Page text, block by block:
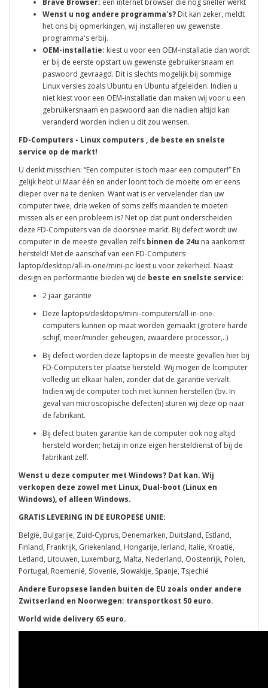
Wenst u nog andere programma's? Dit kan zeker, meldt
het ons bij opmerkingen, wij installeren uw gewenste
programma's erbij.
OEM-installatie: kiest u voor een OEM-installatie dan wordt
er bij de eerste opstart uw gewenste gebruikersnaam en
paswoord gevraagd. Dit is slechts mogelijk bij sommige
Linux versies zoals Ubuntu en Ubuntu afgeleiden. Indien u
niet kiest voor een OEM-installatie dan maken wij voor u een
gebruikersnaam en paswoord aan die nadien altijd kan
veranderd worden indien u dit zou wensen.
FD-Computers - Linux computers , de beste en snelste
service op de markt!
U denkt misschien: “Een computer is toch maar een computer!” En
gelijk hebt u! Maar één en ander loont toch de moeite om er eens
dieper over na te denken. Want wat is er vervelender dan uw
computer twee, drie weken of soms zelfs maanden te moeten
missen als er een probleem is? Net op dat punt onderscheiden
deze FD-Computers van de doorsnee markt. Bij defect wordt uw
computer in de meeste gevallen zelfs binnen de 24u na aankomst
hersteld! Met de aanschaf van een FD-Computers
laptop/desktop/all-in-one/mini-pc kiest u voor zekerheid. Naast
design en performantie bieden wij de beste en snelste service:
2 jaar garantie
Deze laptops/desktops/mini-computers/all-in-one-
computers kunnen op maat worden gemaakt (grotere harde
schijf, meer/minder geheugen, zwaardere processor,..)
Bij defect worden deze laptops in de meeste gevallen hier bij
FD-Computers ter plaatse hersteld. Wij mogen de lcomputer
volledig uit elkaar halen, zonder dat de garantie vervalt.
Indien wij de computer toch niet kunnen herstellen (bv. In
geval van microscopische defecten) sturen wij deze op naar
de fabrikant.
Bij defect buiten garantie kan de computer ook nog altijd
hersteld worden; hetzij in onze eigen hersteldienst of bij de
fabrikant zelf.
Wenst u deze computer met Windows? Dat kan. Wij
verkopen deze zowel met Linux, Dual-boot (Linux en
Windows), of alleen Windows.
GRATIS LEVERING IN DE EUROPESE UNIE:
België, Bulgarije, Zuid-Cyprus, Denemarken, Duitsland, Estland,
Finland, Frankrijk, Griekenland, Hongarije, Ierland, Italië, Kroatië,
Letland, Litouwen, Luxemburg, Malta, Nederland, Oostenrijk, Polen,
Portugal, Roemenië, Slovenië, Slowakije, Spanje, Tsjechië
Andere Europsese landen buiten de EU zoals onder andere
Zwitserland en Noorwegen: transportkost 50 euro.
World wide delivery 65 euro.